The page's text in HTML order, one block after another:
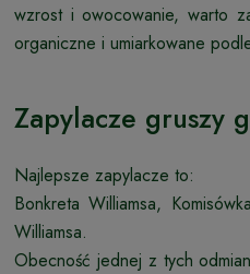
wzrost i owocowanie, warto
organiczne i umiarkowane
Zapylacze gruszy
Najlepsze zapylacze to:
Bonkreta Williamsa,
Williamsa.
Obecność jednej z tych